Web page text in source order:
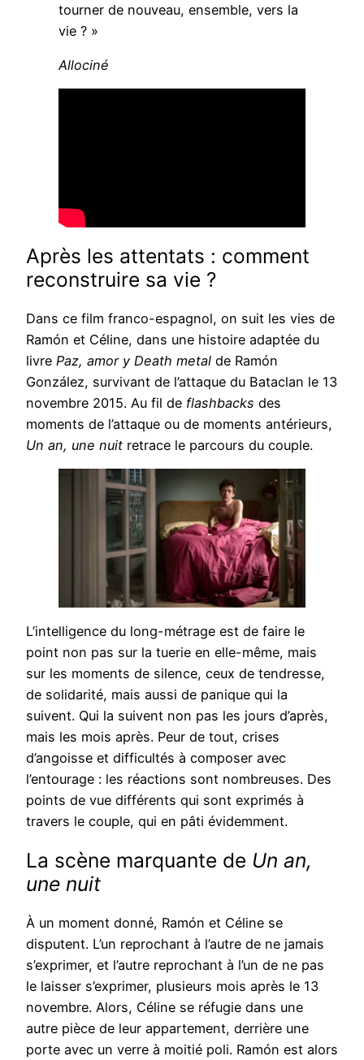
tourner de nouveau, ensemble, vers la
vie ? »
Allociné
Après les attentats : comment
reconstruire sa vie ?
Dans ce film franco-espagnol, on suit les vies de
Ramón et Céline, dans une histoire adaptée du
livre Paz, amor y Death metal de Ramón
González, survivant de l’attaque du Bataclan le 13
novembre 2015. Au fil de flashbacks des
moments de l’attaque ou de moments antérieurs,
Un an, une nuit retrace le parcours du couple.
L’intelligence du long-métrage est de faire le
point non pas sur la tuerie en elle-même, mais
sur les moments de silence, ceux de tendresse,
de solidarité, mais aussi de panique qui la
suivent. Qui la suivent non pas les jours d’après,
mais les mois après. Peur de tout, crises
d’angoisse et difficultés à composer avec
l’entourage : les réactions sont nombreuses. Des
points de vue différents qui sont exprimés à
travers le couple, qui en pâti évidemment.
La scène marquante de Un an,
une nuit
À un moment donné, Ramón et Céline se
disputent. L’un reprochant à l’autre de ne jamais
s’exprimer, et l’autre reprochant à l’un de ne pas
le laisser s’exprimer, plusieurs mois après le 13
novembre. Alors, Céline se réfugie dans une
autre pièce de leur appartement, derrière une
porte avec un verre à moitié poli. Ramón est alors